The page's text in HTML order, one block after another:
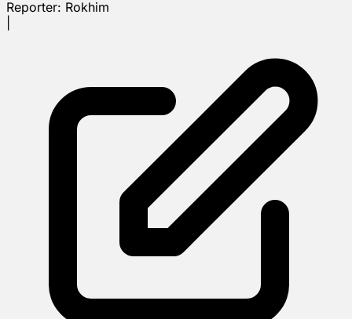
Reporter: Rokhim